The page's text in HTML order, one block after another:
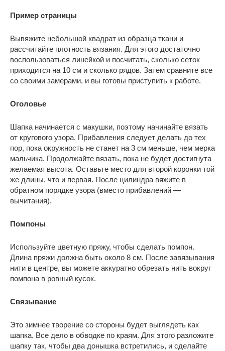
Пример страницы
Вывяжите небольшой квадрат из образца ткани и
рассчитайте плотность вязания. Для этого достаточно
воспользоваться линейкой и посчитать, сколько сеток
приходится на 10 см и сколько рядов. Затем сравните все
со своими замерами, и вы готовы приступить к работе.
Оголовье
Шапка начинается с макушки, поэтому начинайте вязать
от кругового узора. Прибавления следует делать до тех
пор, пока окружность не станет на 3 см меньше, чем мерка
мальчика. Продолжайте вязать, пока не будет достигнута
желаемая высота. Оставьте место для второй коронки той
же длины, что и первая. После цилиндра вяжите в
обратном порядке узора (вместо прибавлений —
вычитания).
Помпоны
Используйте цветную пряжу, чтобы сделать помпон.
Длина пряжи должна быть около 8 см. После завязывания
нити в центре, вы можете аккуратно обрезать нить вокруг
помпона в ровный кусок.
Связывание
Это зимнее творение со стороны будет выглядеть как
шапка. Все дело в обводке по краям. Для этого разложите
шапку так, чтобы два донышка встретились, и сделайте